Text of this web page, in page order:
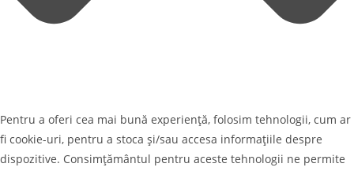
Pentru a oferi cea mai bună experiență, folosim tehnologii, cum ar
fi cookie-uri, pentru a stoca și/sau accesa informațiile despre
dispozitive. Consimțământul pentru aceste tehnologii ne permite